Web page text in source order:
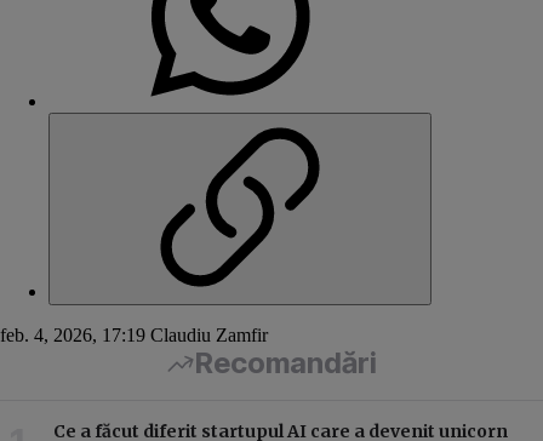
feb. 4, 2026, 17:19 Claudiu Zamfir
Recomandări
Ce a făcut diferit startupul AI care a devenit unicorn